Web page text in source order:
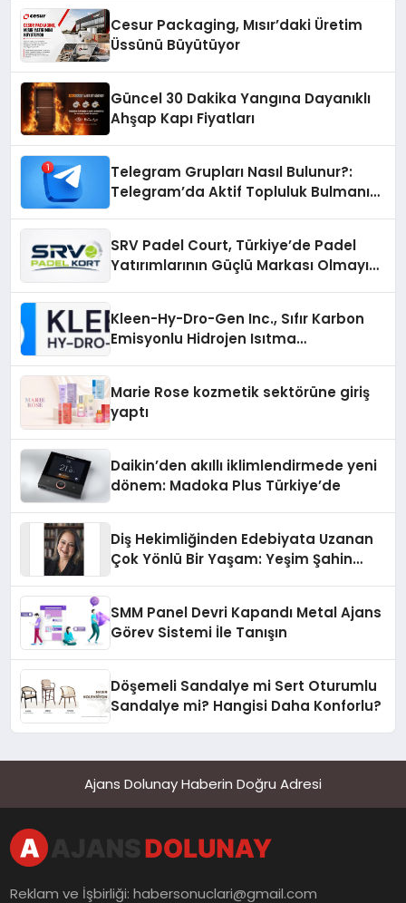
Cesur Packaging, Mısır’daki Üretim
Üssünü Büyütüyor
Güncel 30 Dakika Yangına Dayanıklı
Ahşap Kapı Fiyatları
Telegram Grupları Nasıl Bulunur?:
Telegram’da Aktif Topluluk Bulmanın
SRV Padel Court, Türkiye’de Padel
Yatırımlarının Güçlü Markası Olmayı
Kleen-Hy-Dro-Gen Inc., Sıfır Karbon
Emisyonlu Hidrojen Isıtma
Marie Rose kozmetik sektörüne giriş
yaptı
Daikin’den akıllı iklimlendirmede yeni
dönem: Madoka Plus Türkiye’de
Diş Hekimliğinden Edebiyata Uzanan
Çok Yönlü Bir Yaşam: Yeşim Şahin
SMM Panel Devri Kapandı Metal Ajans
Görev Sistemi İle Tanışın
Döşemeli Sandalye mi Sert Oturumlu
Sandalye mi? Hangisi Daha Konforlu?
Ajans Dolunay Haberin Doğru Adresi
Reklam ve İşbirliği:habersonuclari@gmail.com